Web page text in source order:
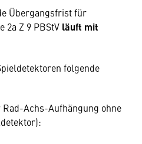
Übergangsfrist für
2a Z 9 PBStV läuft mit
folgende
Achs-Aufhängung ohne